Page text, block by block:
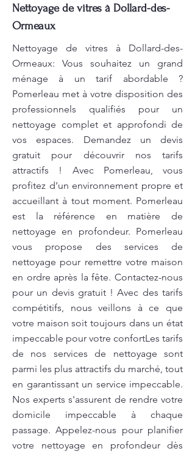
Nettoyage de vitres à Dollard-des-
Ormeaux
Nettoyage de vitres à Dollard-des-
Ormeaux: Vous souhaitez un grand
ménage à un tarif abordable ?
Pomerleau met à votre disposition des
professionnels qualifiés pour un
nettoyage complet et approfondi de
vos espaces. Demandez un devis
gratuit pour découvrir nos tarifs
attractifs ! Avec Pomerleau, vous
profitez d’un environnement propre et
accueillant à tout moment. Pomerleau
est la référence en matière de
nettoyage en profondeur. Pomerleau
vous propose des services de
nettoyage pour remettre votre maison
en ordre après la fête. Contactez-nous
pour un devis gratuit ! Avec des tarifs
compétitifs, nous veillons à ce que
votre maison soit toujours dans un état
impeccable pour votre confortLes tarifs
de nos services de nettoyage sont
parmi les plus attractifs du marché, tout
en garantissant un service impeccable.
Nos experts s'assurent de rendre votre
domicile impeccable à chaque
passage. Appelez-nous pour planifier
votre nettoyage en profondeur dès